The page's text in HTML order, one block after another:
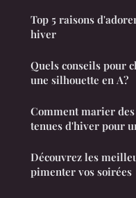
Top 5 raisons
hiver
Quels conseils pour
une silhouette en A?
Comment marier des
tenues d'hiver pour
Découvrez les
pimenter vos soirées